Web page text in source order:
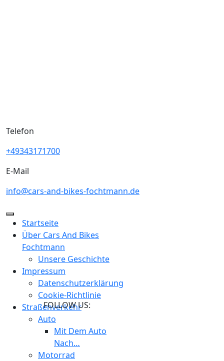
Telefon
+49343171700
E-Mail
info@cars-and-bikes-fochtmann.de
Open
Button
Startseite
Über Cars And Bikes
Fochtmann
Unsere Geschichte
Impressum
Datenschutzerklärung
Cookie-Richtlinie
Straßenverkehr
Auto
Mit Dem Auto
Nach…
Motorrad
FOLLOW US: